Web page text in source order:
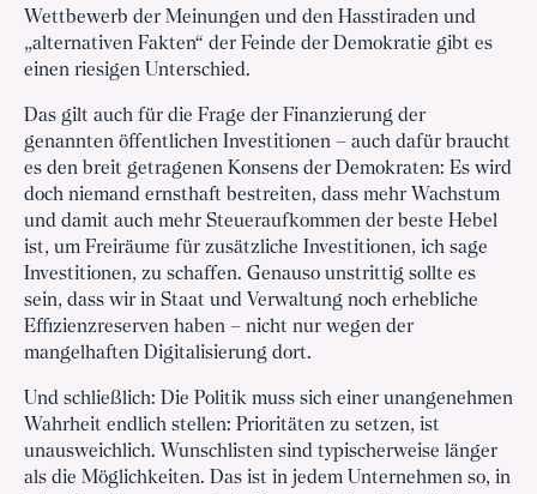
Wettbewerb der Meinungen und den Hasstiraden und
„alternativen Fakten“ der Feinde der Demokratie gibt es
einen riesigen Unterschied.
Das gilt auch für die Frage der Finanzierung der
genannten öffentlichen Investitionen – auch dafür braucht
es den breit getragenen Konsens der Demokraten: Es wird
doch niemand ernsthaft bestreiten, dass mehr Wachstum
und damit auch mehr Steueraufkommen der beste Hebel
ist, um Freiräume für zusätzliche Investitionen, ich sage
Investitionen, zu schaffen. Genauso unstrittig sollte es
sein, dass wir in Staat und Verwaltung noch erhebliche
Effizienzreserven haben – nicht nur wegen der
mangelhaften Digitalisierung dort.
Und schließlich: Die Politik muss sich einer unangenehmen
Wahrheit endlich stellen: Prioritäten zu setzen, ist
unausweichlich. Wunschlisten sind typischerweise länger
als die Möglichkeiten. Das ist in jedem Unternehmen so, in